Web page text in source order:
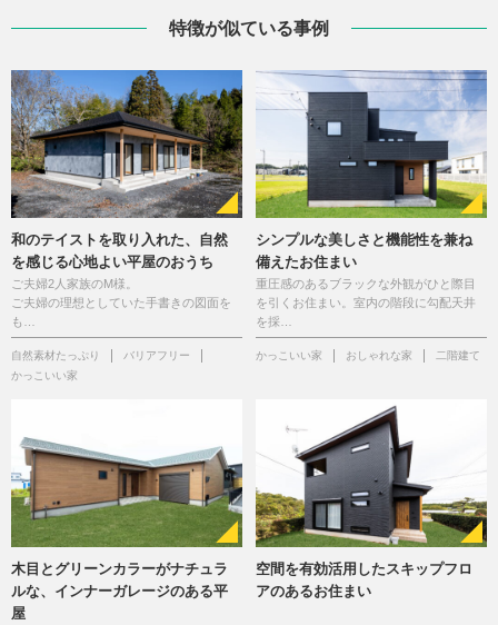
特徴が似ている事例
和のテイストを取り入れた、自然
を感じる心地よい平屋のおうち
ご夫婦2人家族のM様。
ご夫婦の理想としていた手書きの図面を
も…
自然素材たっぷり
バリアフリー
かっこいい家
シンプルな美しさと機能性を兼ね
備えたお住まい
重圧感のあるブラックな外観がひと際目
を引くお住まい。室内の階段に勾配天井
を採…
かっこいい家 おしゃれな家 二階建て
木目とグリーンカラーがナチュラ
ルな、インナーガレージのある平
屋
空間を有効活用したスキップフロ
アのあるお住まい